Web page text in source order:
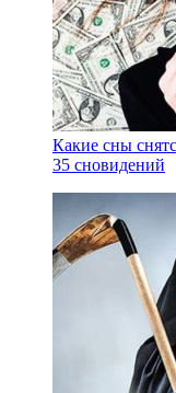
Какие сны
35 сновидений